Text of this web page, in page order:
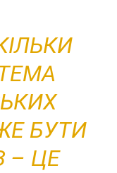
БУТИ
– ЦЕ